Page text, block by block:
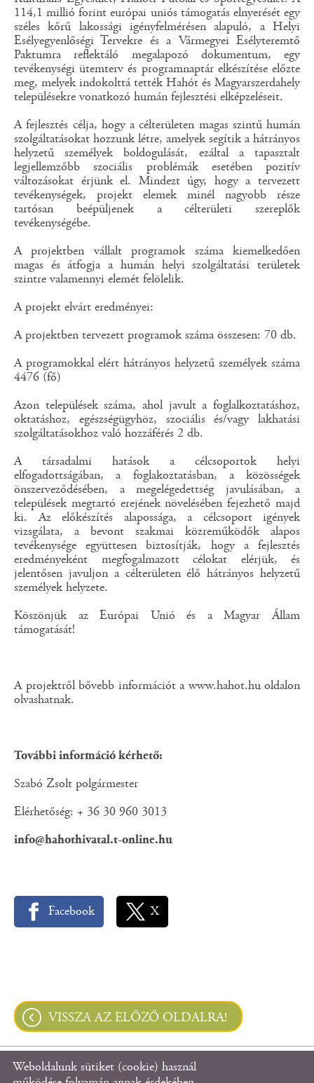
114,1 millió forint európai uniós támogatás elnyerését egy
széles kőrű lakossági igényfelmérésen alapuló, a Helyi
Esélyegyenlőségi Tervekre és a Vármegyei Esélyteremtő
Paktumra reflektáló megalapozó dokumentum, egy
tevékenységi ütemterv és programnaptár elkészítése előzte
meg, melyek indokolttá tették Hahót és Magyarszerdahely
településekre vonatkozó humán fejlesztési elképzeléseit.
A fejlesztés célja, hogy a célterületen magas szintű humán
szolgáltatásokat hozzunk létre, amelyek segítik a hátrányos
helyzetű személyek boldogulását, ezáltal a tapasztalt
legjellemzőbb szociális problémák esetében pozitív
változásokat érjünk el. Mindezt úgy, hogy a tervezett
tevékenységek, projekt elemek minél nagyobb része
tartósan beépüljenek a célterületi szereplők
tevékenységébe.
A projektben vállalt programok száma kiemelkedően
magas és átfogja a humán helyi szolgáltatási területek
szintre valamennyi elemét felölelik.
A projekt elvárt eredményei:
A projektben tervezett programok száma összesen: 70 db.
A programokkal elért hátrányos helyzetű személyek száma
4476 (fő)
Azon települések száma, ahol javult a foglalkoztatáshoz,
oktatáshoz, egészségügyhöz, szociális és/vagy lakhatási
szolgáltatásokhoz való hozzáférés 2 db.
A társadalmi hatások a célcsoportok helyi
elfogadottságában, a foglakoztatásban, a közösségek
önszerveződésében, a megelégedettség javulásában, a
települések megtartó erejének növelésében fejezhető majd
ki. Az előkészítés alapossága, a célcsoport igények
vizsgálata, a bevont szakmai közreműködők alapos
tevékenysége együttesen biztosítják, hogy a fejlesztés
eredményeként megfogalmazott célokat elérjük, és
jelentősen javuljon a célterületen élő hátrányos helyzetű
személyek helyzete.
Köszönjük az Európai Unió és a Magyar Állam
támogatását!
A projektről bővebb információt a www.hahot.hu oldalon
olvashatnak.
További információ kérhető:
Szabó Zsolt polgármester
Elérhetőség: + 36 30 960 3013
info@hahothivatal.t-online.hu
Facebook X
VISSZA AZ ELŐZŐ OLDALRA!
© 2026 - Hahót Község Önkormányzata
Weboldalunk sütiket (cookie) használ